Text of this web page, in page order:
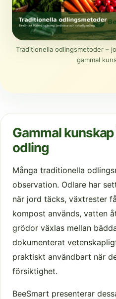
Traditionella odlingsmetoder –
gammal
Gammal
odling
Många traditionella
observation. Odlare har
när jord täcks, växtrester
kompost används, vatten
grödor växlas mellan
dokumenterat
praktiskt användbart när
försiktighet.
BeeSmart presenterar